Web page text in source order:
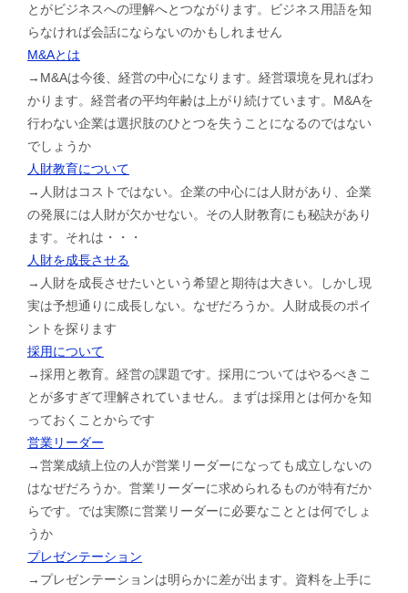
とがビジネスへの理解へとつながります。ビジネス用語を知
らなければ会話にならないのかもしれません
M&Aとは
→M&Aは今後、経営の中心になります。経営環境を見ればわ
かります。経営者の平均年齢は上がり続けています。M&Aを
行わない企業は選択肢のひとつを失うことになるのではない
でしょうか
人財教育について
→人財はコストではない。企業の中心には人財があり、企業
の発展には人財が欠かせない。その人財教育にも秘訣があり
ます。それは・・・
人財を成長させる
→人財を成長させたいという希望と期待は大きい。しかし現
実は予想通りに成長しない。なぜだろうか。人財成長のポイ
ントを探ります
採用について
→採用と教育。経営の課題です。採用についてはやるべきこ
とが多すぎて理解されていません。まずは採用とは何かを知
っておくことからです
営業リーダー
→営業成績上位の人が営業リーダーになっても成立しないの
はなぜだろうか。営業リーダーに求められるものが特有だか
らです。では実際に営業リーダーに必要なこととは何でしょ
うか
プレゼンテーション
→プレゼンテーションは明らかに差が出ます。資料を上手に